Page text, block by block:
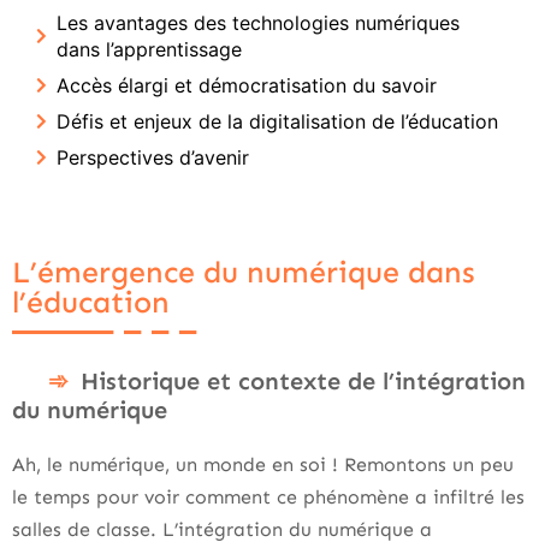
Les avantages des technologies numériques
dans l’apprentissage
Accès élargi et démocratisation du savoir
Défis et enjeux de la digitalisation de l’éducation
Perspectives d’avenir
L’émergence du numérique dans
l’éducation
Historique et contexte de l’intégration
du numérique
Ah, le numérique, un monde en soi ! Remontons un peu
le temps pour voir comment ce phénomène a infiltré les
salles de classe. L’intégration du numérique a